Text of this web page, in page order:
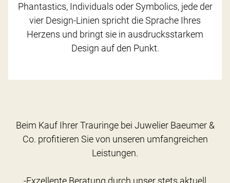
Phantastics, Individuals oder Symbolics, jede der
vier Design-Linien spricht die Sprache Ihres
Herzens und bringt sie in ausdrucksstarkem
Design auf den Punkt.
Beim Kauf Ihrer Trauringe bei Juwelier Baeumer &
Co. profitieren Sie von unseren umfangreichen
Leistungen.
-Exzellente Beratung durch unser stets aktuell